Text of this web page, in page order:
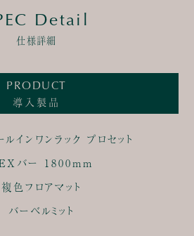
Detail
仕様詳細
PRODUCT
導入製品
インワンラック プロセット
バー 1800mm
複色フロアマット
バーベルミット